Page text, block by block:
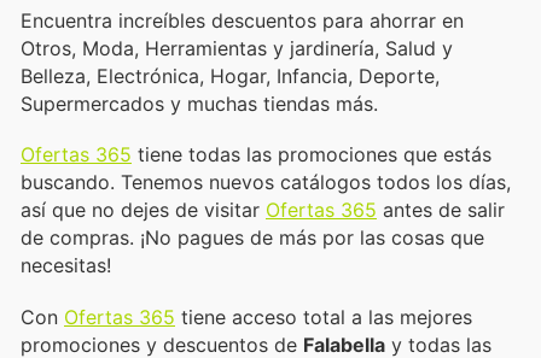
Encuentra increíbles descuentos para ahorrar en
Otros, Moda, Herramientas y jardinería, Salud y
Belleza, Electrónica, Hogar, Infancia, Deporte,
Supermercados y muchas tiendas más.
Ofertas 365 tiene todas las promociones que estás
buscando. Tenemos nuevos catálogos todos los días,
así que no dejes de visitar Ofertas 365 antes de salir
de compras. ¡No pagues de más por las cosas que
necesitas!
Con Ofertas 365 tiene acceso total a las mejores
promociones y descuentos de Falabella y todas las